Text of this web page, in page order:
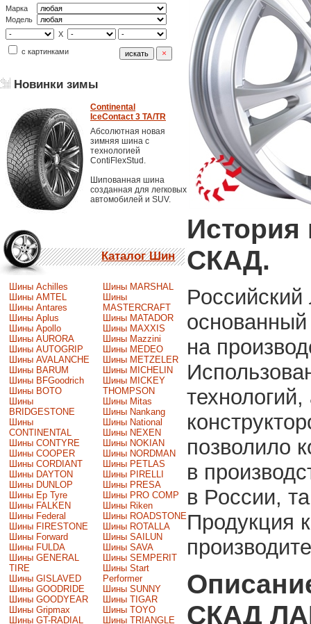
Марка
Модель
X
с картинками
Новинки зимы
Continental
IceContact 3 TA/TR
Абсолютная новая
зимняя шина с
технологией
ContiFlexStud.
Шипованная шина
созданная для легковых
автомобилей и SUV.
Каталог Шин
Шины Achilles
Шины AMTEL
Шины Antares
Шины Aplus
Шины Apollo
Шины AURORA
Шины AUTOGRIP
Шины AVALANCHE
Шины BARUM
Шины BFGoodrich
Шины BOTO
Шины
BRIDGESTONE
Шины
CONTINENTAL
Шины CONTYRE
Шины COOPER
Шины CORDIANT
Шины DAYTON
Шины DUNLOP
Шины Ep Tyre
Шины FALKEN
Шины Federal
Шины FIRESTONE
Шины Forward
Шины FULDA
Шины GENERAL
TIRE
Шины GISLAVED
Шины GOODRIDE
Шины GOODYEAR
Шины Gripmax
Шины GT-RADIAL
Шины MARSHAL
Шины
MASTERCRAFT
Шины MATADOR
Шины MAXXIS
Шины Mazzini
Шины MEDEO
Шины METZELER
Шины MICHELIN
Шины MICKEY
THOMPSON
Шины Mitas
Шины Nankang
Шины National
Шины NEXEN
Шины NOKIAN
Шины NORDMAN
Шины PETLAS
Шины PIRELLI
Шины PRESA
Шины PRO COMP
Шины Riken
Шины ROADSTONE
Шины ROTALLA
Шины SAILUN
Шины SAVA
Шины SEMPERIT
Шины Start
Performer
Шины SUNNY
Шины TIGAR
Шины TOYO
Шины TRIANGLE
История
СКАД.
основанный
на
позволило
в
в России,
Продукция
СКАД